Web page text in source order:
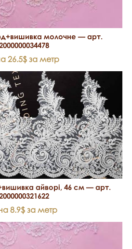
молочне — арт.
26.5$ за метр
айворі, 46 см — арт.
8.9$ за метр